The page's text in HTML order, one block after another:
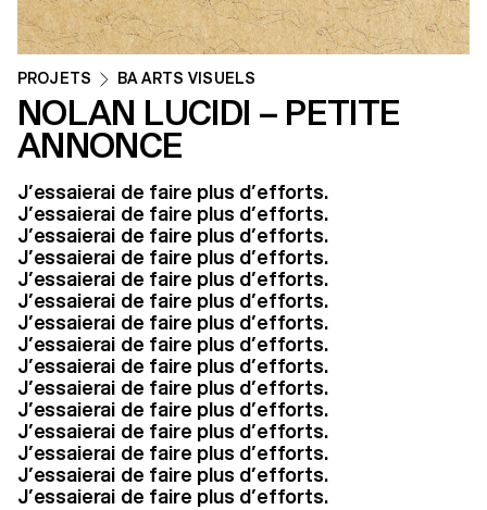
PROJETS BA ARTS VISUELS
NOLAN LUCIDI – PETITE
ANNONCE
J’essaierai de faire plus d’efforts.
J’essaierai de faire plus d’efforts.
J’essaierai de faire plus d’efforts.
J’essaierai de faire plus d’efforts.
J’essaierai de faire plus d’efforts.
J’essaierai de faire plus d’efforts.
J’essaierai de faire plus d’efforts.
J’essaierai de faire plus d’efforts.
J’essaierai de faire plus d’efforts.
J’essaierai de faire plus d’efforts.
J’essaierai de faire plus d’efforts.
J’essaierai de faire plus d’efforts.
J’essaierai de faire plus d’efforts.
J’essaierai de faire plus d’efforts.
J’essaierai de faire plus d’efforts.